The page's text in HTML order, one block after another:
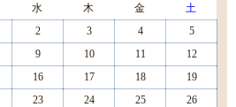
水 木 金
土
2 3 4
5
9 10 11
12
16 17 18
19
23 24 25
26